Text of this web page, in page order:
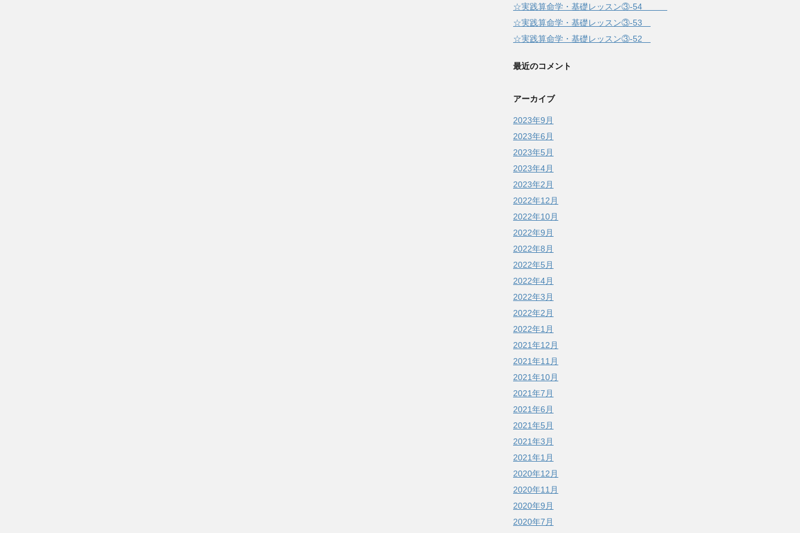
☆実践算命学・基礎レッスン③-54
☆実践算命学・基礎レッスン③-53
☆実践算命学・基礎レッスン③-52
最近のコメント
アーカイブ
2023年9月
2023年6月
2023年5月
2023年4月
2023年2月
2022年12月
2022年10月
2022年9月
2022年8月
2022年5月
2022年4月
2022年3月
2022年2月
2022年1月
2021年12月
2021年11月
2021年10月
2021年7月
2021年6月
2021年5月
2021年3月
2021年1月
2020年12月
2020年11月
2020年9月
2020年7月